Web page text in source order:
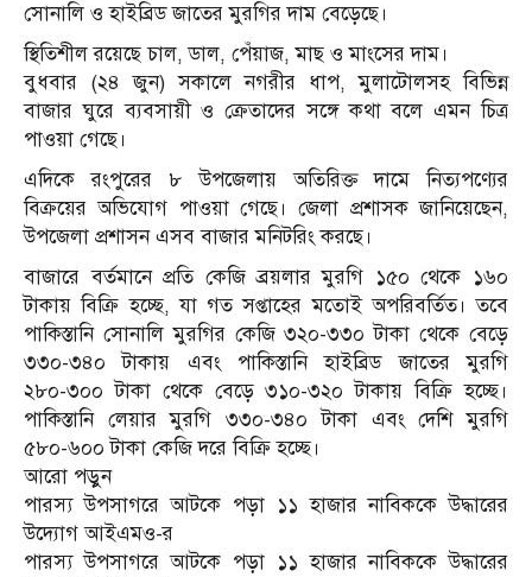
সোনালি ও হাইব্রিড জাতের মুরগির দাম বেড়েছে।
স্থিতিশীল রয়েছে চাল, ডাল, পেঁয়াজ, মাছ ও মাংসের দাম।
বুধবার (২৪ জুন) সকালে নগরীর ধাপ, মুলাটোলসহ বিভিন্ন
বাজার ঘুরে ব্যবসায়ী ও ক্রেতাদের সঙ্গে কথা বলে এমন চিত্র
পাওয়া গেছে।
এদিকে রংপুরের ৮ উপজেলায় অতিরিক্ত দামে নিত্যপণ্যের
বিক্রয়ের অভিযোগ পাওয়া গেছে। জেলা প্রশাসক জানিয়েছেন,
উপজেলা প্রশাসন এসব বাজার মনিটরিং করছে।
বাজারে বর্তমানে প্রতি কেজি ব্রয়লার মুরগি ১৫০ থেকে ১৬০
টাকায় বিক্রি হচ্ছে, যা গত সপ্তাহের মতোই অপরিবর্তিত। তবে
পাকিস্তানি সোনালি মুরগির কেজি ৩২০-৩৩০ টাকা থেকে বেড়ে
৩৩০-৩৪০ টাকায় এবং পাকিস্তানি হাইব্রিড জাতের মুরগি
২৮০-৩০০ টাকা থেকে বেড়ে ৩১০-৩২০ টাকায় বিক্রি হচ্ছে।
পাকিস্তানি লেয়ার মুরগি ৩৩০-৩৪০ টাকা এবং দেশি মুরগি
৫৮০-৬০০ টাকা কেজি দরে বিক্রি হচ্ছে।
আরো পড়ুন
পারস্য উপসাগরে আটকে পড়া ১১ হাজার নাবিককে উদ্ধারের
উদ্যোগ আইএমও-র
পারস্য উপসাগরে আটকে পড়া ১১ হাজার নাবিককে উদ্ধারের